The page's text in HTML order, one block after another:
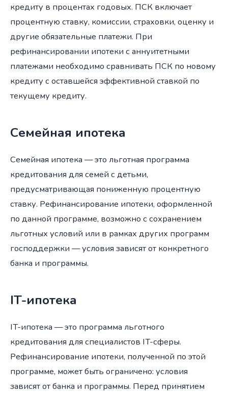
кредиту в процентах годовых. ПСК включает
процентную ставку, комиссии, страховки, оценку и
другие обязательные платежи. При
рефинансировании ипотеки с аннуитетными
платежами необходимо сравнивать ПСК по новому
кредиту с оставшейся эффективной ставкой по
текущему кредиту.
Семейная ипотека
Семейная ипотека — это льготная программа
кредитования для семей с детьми,
предусматривающая пониженную процентную
ставку. Рефинансирование ипотеки, оформленной
по данной программе, возможно с сохранением
льготных условий или в рамках других программ
господдержки — условия зависят от конкретного
банка и программы.
IT-ипотека
IT-ипотека — это программа льготного
кредитования для специалистов IT-сферы.
Рефинансирование ипотеки, полученной по этой
программе, может быть ограничено: условия
зависят от банка и программы. Перед принятием